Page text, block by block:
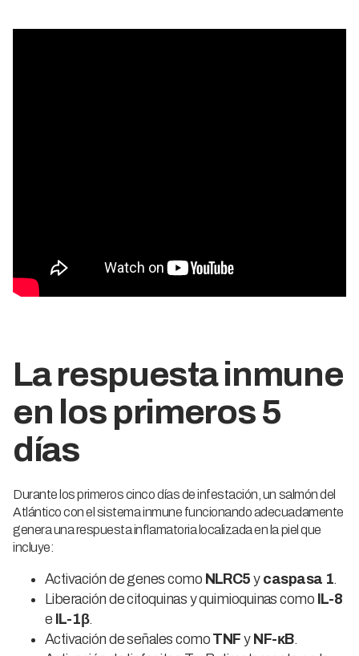
La respuesta inmune
en los primeros 5
días
Durante los primeros cinco días de infestación, un salmón del
Atlántico con el sistema inmune funcionando adecuadamente
genera una respuesta inflamatoria localizada en la piel que
incluye:
Activación de genes como NLRC5 y caspasa 1.
Liberación de citoquinas y quimioquinas como IL-8
e IL-1β.
Activación de señales como TNF y NF-κB.